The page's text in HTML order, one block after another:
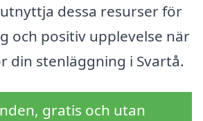
dessa resurser för
och positiv upplevelse när
din stenläggning i Svartå.
gratis och utan